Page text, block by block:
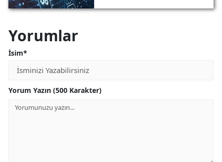
Yorumlar
İsim*
Yorum Yazın (500 Karakter)